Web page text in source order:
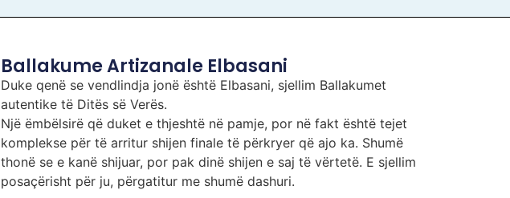
Ballakume Artizanale Elbasani
Duke qenë se vendlindja jonë është Elbasani, sjellim Ballakumet
autentike të Ditës së Verës.
Një ëmbëlsirë që duket e thjeshtë në pamje, por në fakt është tejet
komplekse për të arritur shijen finale të përkryer që ajo ka. Shumë
thonë se e kanë shijuar, por pak dinë shijen e saj të vërtetë. E sjellim
posaçërisht për ju, përgatitur me shumë dashuri.